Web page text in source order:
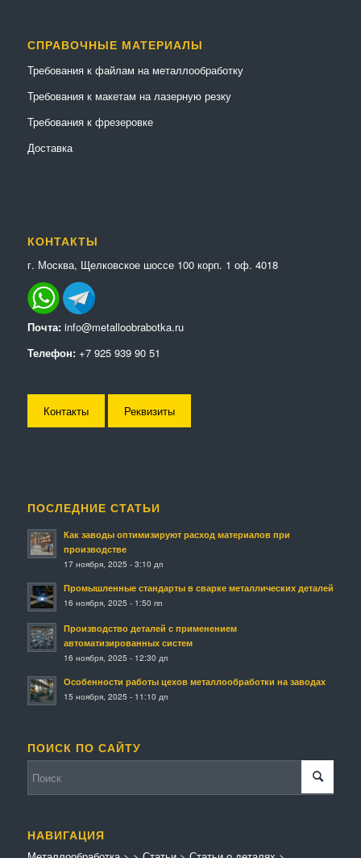
СПРАВОЧНЫЕ МАТЕРИАЛЫ
Требования к файлам на металлообработку
Требования к макетам на лазерную резку
Требования к фрезеровке
Доставка
КОНТАКТЫ
г. Москва, Щелковское шоссе 100 корп. 1 оф. 4018
Почта: info@metalloobrabotka.ru
Телефон: +7 925 939 90 51
Контакты Реквизиты
ПОСЛЕДНИЕ СТАТЬИ
Как заводы оптимизируют расход материалов при
производстве
17 ноября, 2025 - 3:10 дп
Промышленные стандарты в сварке металлических деталей
16 ноября, 2025 - 1:50 пп
Производство деталей с применением
автоматизированных систем
16 ноября, 2025 - 12:30 дп
Особенности работы цехов металлообработки на заводах
15 ноября, 2025 - 11:10 дп
ПОИСК ПО САЙТУ
НАВИГАЦИЯ